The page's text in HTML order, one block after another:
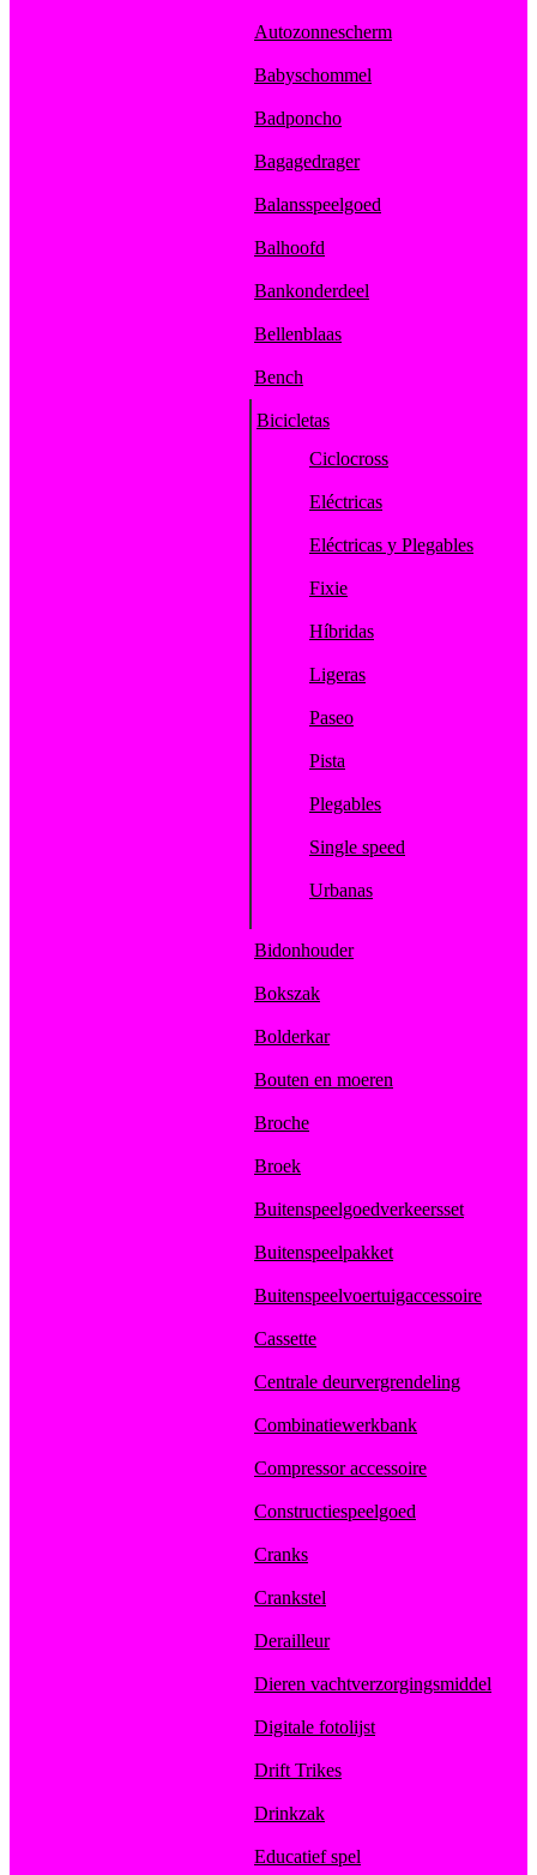
Autozonnescherm
Babyschommel
Badponcho
Bagagedrager
Balansspeelgoed
Balhoofd
Bankonderdeel
Bellenblaas
Bench
Bicicletas
Ciclocross
Eléctricas
Eléctricas y Plegables
Fixie
Híbridas
Ligeras
Paseo
Pista
Plegables
Single speed
Urbanas
Bidonhouder
Bokszak
Bolderkar
Bouten en moeren
Broche
Broek
Buitenspeelgoedverkeersset
Buitenspeelpakket
Buitenspeelvoertuigaccessoire
Cassette
Centrale deurvergrendeling
Combinatiewerkbank
Compressor accessoire
Constructiespeelgoed
Cranks
Crankstel
Derailleur
Dieren vachtverzorgingsmiddel
Digitale fotolijst
Drift Trikes
Drinkzak
Educatief spel